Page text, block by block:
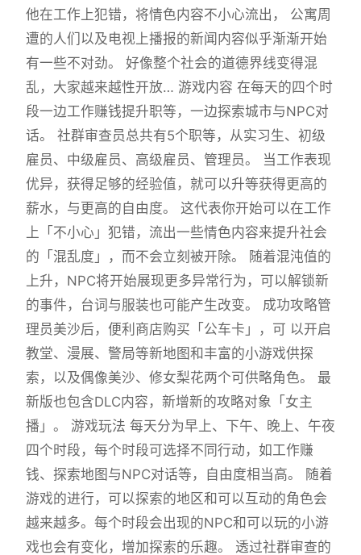
他在工作上犯错，将情色内容不小心流出， 公寓周
遭的人们以及电视上播报的新闻内容似乎渐渐开始
有一些不对劲。 好像整个社会的道德界线变得混
乱，大家越来越性开放… 游戏内容 在每天的四个时
段一边工作赚钱提升职等，一边探索城市与NPC对
话。 社群审查员总共有5个职等，从实习生、初级
雇员、中级雇员、高级雇员、管理员。 当工作表现
优异，获得足够的经验值，就可以升等获得更高的
薪水，与更高的自由度。 这代表你开始可以在工作
上「不小心」犯错，流出一些情色内容来提升社会
的「混乱度」，而不会立刻被开除。 随着混沌值的
上升，NPC将开始展现更多异常行为，可以解锁新
的事件，台词与服装也可能产生改变。 成功攻略管
理员美沙后，便利商店购买「公车卡」，可 以开启
教堂、漫展、警局等新地图和丰富的小游戏供探
索，以及偶像美沙、修女梨花两个可供略角色。 最
新版也包含DLC内容，新增新的攻略对象「女主
播」。 游戏玩法 每天分为早上、下午、晚上、午夜
四个时段，每个时段可选择不同行动，如工作赚
钱、探索地图与NPC对话等，自由度相当高。 随着
游戏的进行，可以探索的地区和可以互动的角色会
越来越多。每个时段会出现的NPC和可以玩的小游
戏也会有变化，增加探索的乐趣。 透过社群审查的